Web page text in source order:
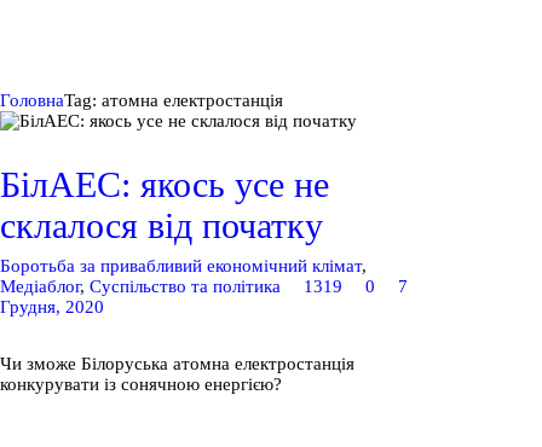
політика
Публікації
ГоловнаTag: атомна електростанція
БілАЕС: якось усе не
склалося від початку
Боротьба за привабливий економічний клімат,
Медіаблог, Суспільство та політика 1319 0
7
Грудня, 2020
Чи зможе Білоруська атомна електростанція
конкурувати із сонячною енергією?